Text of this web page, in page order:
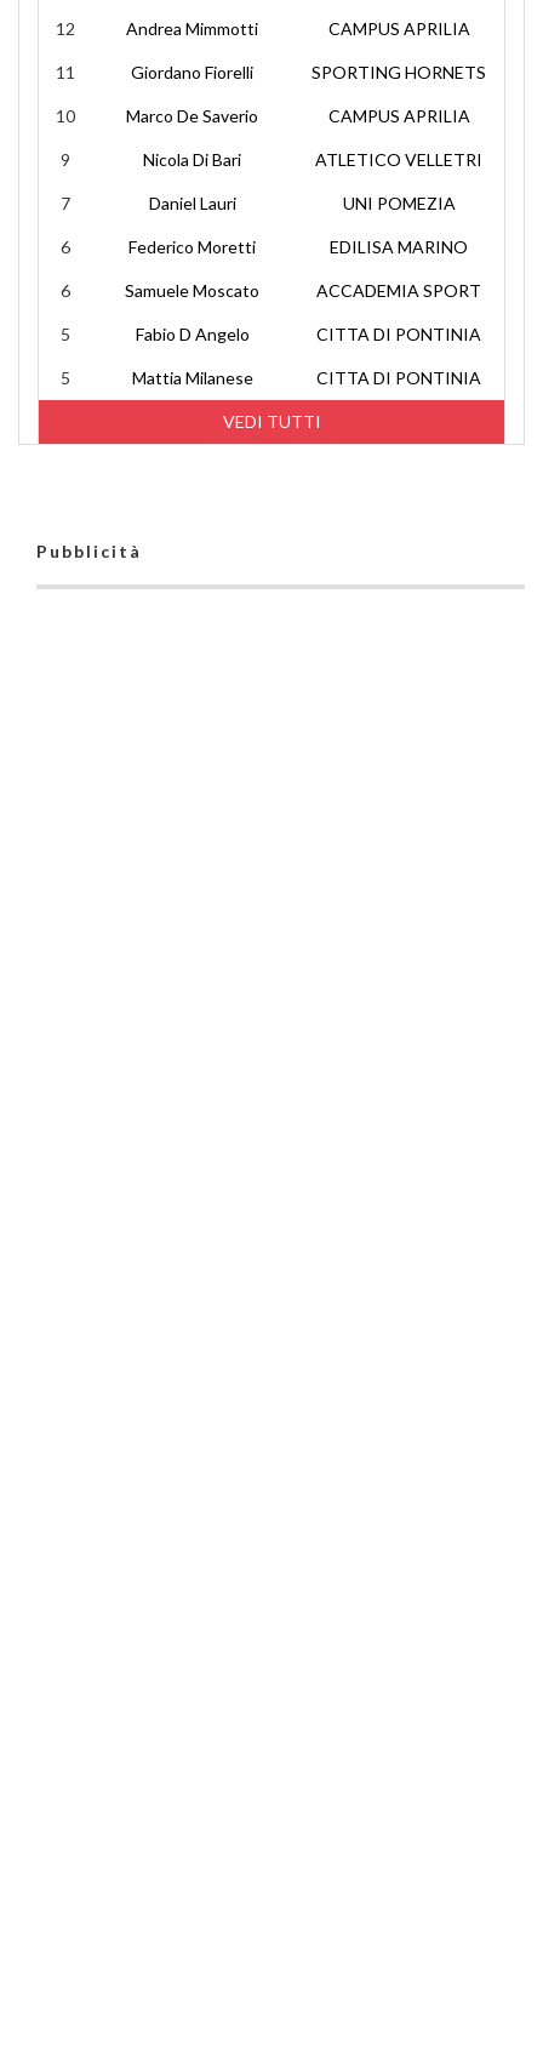
VEDI TUTTI
12 Andrea Mimmotti CAMPUS APRILIA
11 Giordano Fiorelli SPORTING HORNETS
10 Marco De Saverio CAMPUS APRILIA
9 Nicola Di Bari ATLETICO VELLETRI
7 Daniel Lauri UNI POMEZIA
6 Federico Moretti EDILISA MARINO
6 Samuele Moscato ACCADEMIA SPORT
5 Fabio D Angelo CITTA DI PONTINIA
5 Mattia Milanese CITTA DI PONTINIA
Pubblicità